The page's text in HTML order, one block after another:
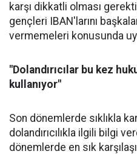
karşı dikkatli olması
gençleri IBAN'larını
vermemeleri konusunda
"Dolandırıcılar bu kez
kullanıyor"
Son dönemlerde sıklıkla
dolandırıcılıkla ilgili bilgi
dönemlerde en sık